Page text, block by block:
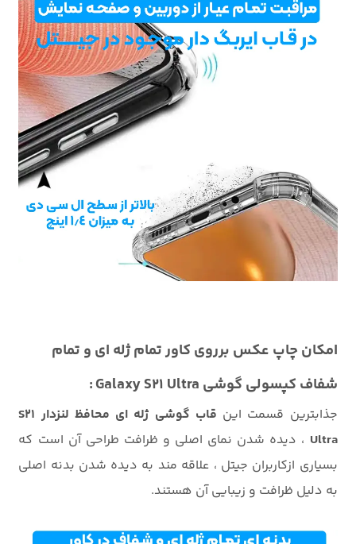
امکان چاپ عکس برروی کاور تمام ژله ای و تمام
شفاف کپسولی گوشی Galaxy S21 Ultra :
جذابترین قسمت این
قاب گوشی ژله ای محافظ لنزدار S21
Ultra ، دیده شدن نمای اصلی و ظرافت طراحی آن است که
بسیاری ازکاربران جیتل ، علاقه مند به دیده شدن بدنه اصلی
به دلیل ظرافت و زیبایی آن هستند.